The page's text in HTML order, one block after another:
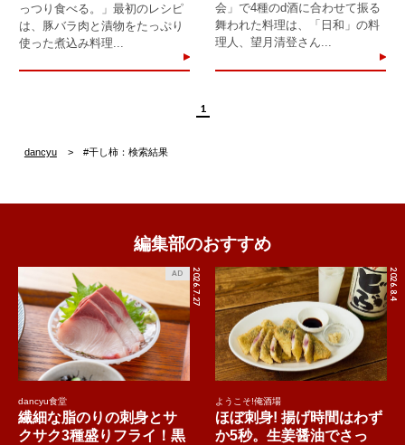
っつり食べる。」最初のレシピ
は、豚バラ肉と漬物をたっぷり
使った煮込み料理...
会」で4種のd酒に合わせて振る
舞われた料理は、「日和」の料
理人、望月清登さん...
1
dancyu #干し柿：検索結果
編集部のおすすめ
2026.7.27
AD
dancyu食堂
繊細な脂のりの刺身とサ
クサク3種盛りフライ！黒
2026.8.4
ようこそ!俺酒場
ほぼ刺身! 揚げ時間はわず
か5秒。生姜醤油でさっ